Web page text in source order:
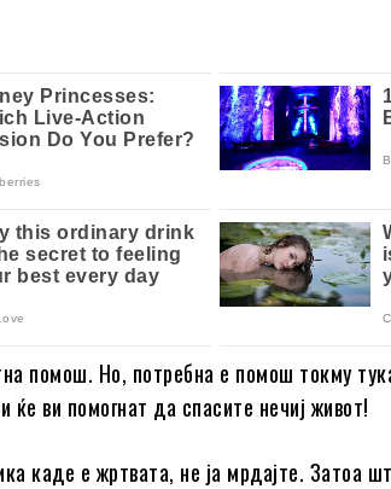
помош. Но, потребна е помош токму
ќе ви помогнат да спасите нечиј живот!
каде е жртвата, не ја мрдајте. Затоа